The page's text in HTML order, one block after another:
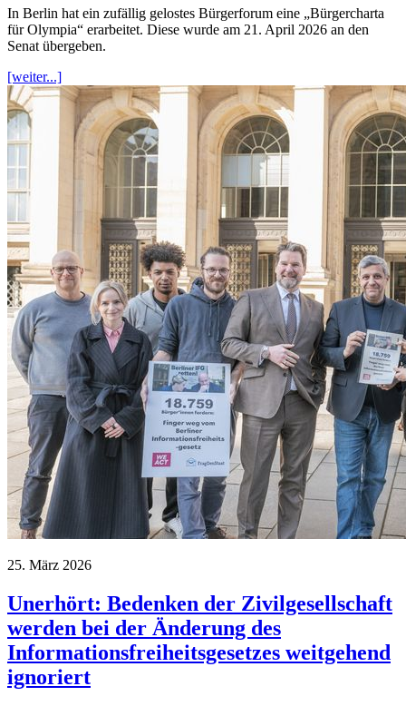
In Berlin hat ein zufällig gelostes Bürgerforum eine „Bürgercharta
für Olympia“ erarbeitet. Diese wurde am 21. April 2026 an den
Senat übergeben.
[weiter...]
25. März 2026
Unerhört: Bedenken der Zivilgesellschaft
werden bei der Änderung des
Informationsfreiheitsgesetzes weitgehend
ignoriert